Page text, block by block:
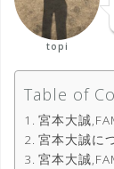
topi
Table of
宮本大誠
宮本大誠に
宮本大誠